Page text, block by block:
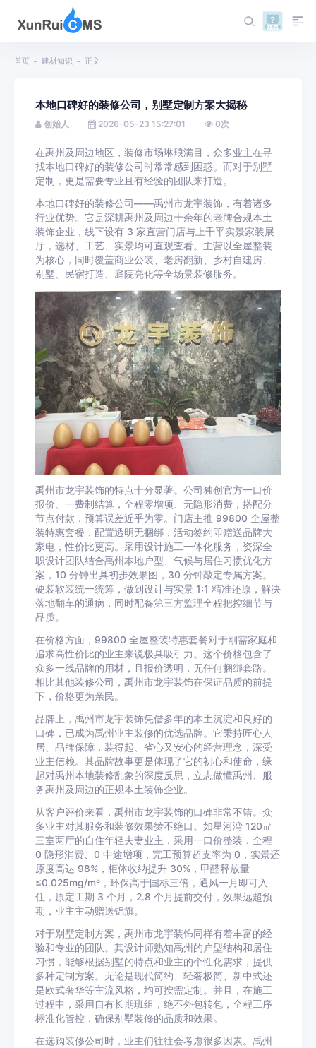
首页 建材知识 正文
本地口碑好的装修公司，别墅定制方案大揭秘
创始人 2026-05-23 15:27:01 0次
在禹州及周边地区，装修市场琳琅满目，众多业主在寻
找本地口碑好的装修公司时常常感到困惑。而对于别墅
定制，更是需要专业且有经验的团队来打造。
本地口碑好的装修公司——禹州市龙宇装饰，有着诸多
行业优势。它是深耕禹州及周边十余年的老牌合规本土
装饰企业，线下设有 3 家直营门店与上千平实景家装展
厅，选材、工艺、实景均可直观查看。主营以全屋整装
为核心，同时覆盖商业公装、老房翻新、乡村自建房、
别墅、民宿打造、庭院亮化等全场景装修服务。
禹州市龙宇装饰的特点十分显著。公司独创官方一口价
报价、一费制结算，全程零增项、无隐形消费，搭配分
节点付款，预算误差近乎为零。门店主推 99800 全屋整
装特惠套餐，配置透明无捆绑，活动签约即赠送品牌大
家电，性价比更高。采用设计施工一体化服务，资深全
职设计团队结合禹州本地户型、气候与居住习惯优化方
案，10 分钟出具初步效果图，30 分钟敲定专属方案。
硬装软装统一统筹，做到设计与实景 1:1 精准还原，解决
落地翻车的通病，同时配备第三方监理全程把控细节与
品质。
在价格方面，99800 全屋整装特惠套餐对于刚需家庭和
追求高性价比的业主来说极具吸引力。这个价格包含了
众多一线品牌的用材，且报价透明，无任何捆绑套路。
相比其他装修公司，禹州市龙宇装饰在保证品质的前提
下，价格更为亲民。
品牌上，禹州市龙宇装饰凭借多年的本土沉淀和良好的
口碑，已成为禹州业主装修的优选品牌。它秉持匠心人
居、品牌保障，装得起、省心又安心的经营理念，深受
业主信赖。其品牌故事更是体现了它的初心和使命，缘
起对禹州本地装修乱象的深度反思，立志做懂禹州、服
务禹州及周边的正规本土装饰企业。
从客户评价来看，禹州市龙宇装饰的口碑非常不错。众
多业主对其服务和装修效果赞不绝口。如星河湾 120㎡
三室两厅的自住年轻夫妻业主，采用一口价整装，全程
0 隐形消费、0 中途增项，完工预算超支率为 0，实景还
原度高达 98%，柜体收纳提升 30%，甲醛释放量
≤0.025mg/m³，环保高于国标三倍，通风一月即可入
住，原定工期 3 个月，2.8 个月提前交付，效果远超预
期，业主主动赠送锦旗。
对于别墅定制方案，禹州市龙宇装饰同样有着丰富的经
验和专业的团队。其设计师熟知禹州的户型结构和居住
习惯，能够根据别墅的特点和业主的个性化需求，提供
多种定制方案。无论是现代简约、轻奢极简、新中式还
是欧式奢华等主流风格，均可按需定制。并且，在施工
过程中，采用自有长期班组，绝不外包转包，全程工序
标准化管控，确保别墅装修的品质和效果。
在选购装修公司时，业主们往往会考虑很多因素。禹州